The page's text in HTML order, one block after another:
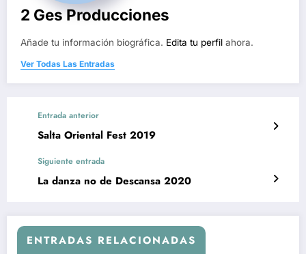
2 Ges Producciones
Añade tu información biográfica. Edita tu perfil ahora.
Ver Todas Las Entradas
Entrada anterior
Salta Oriental Fest 2019
Siguiente entrada
La danza no de Descansa 2020
ENTRADAS RELACIONADAS